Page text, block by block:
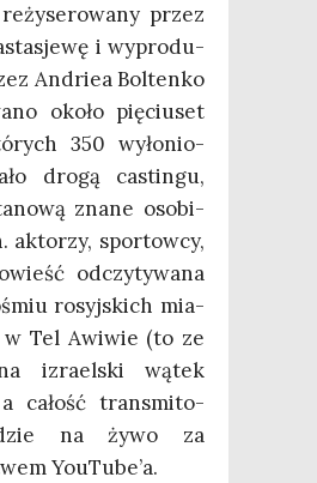
przez
i wypro­du­
Andriea Bol­ten­ko
oko­ło pię­ciu­set
350 wyło­nio­
dro­gą castin­gu,
zna­ne oso­bi­
akto­rzy, spor­tow­cy,
odczy­ty­wa­na
rosyj­skich mia­
w Tel Awi­wie (to ze
izra­el­ski wątek
całość trans­mi­to­
na żywo za
YouTube’a.